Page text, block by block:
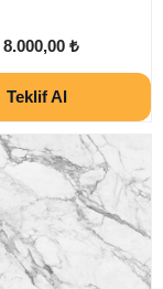
8.000,00 ₺
Teklif Al